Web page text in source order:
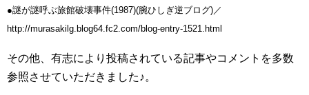
●謎が謎呼ぶ旅館破壊事件(1987)(腕ひしぎ逆ブログ)／
http://murasakilg.blog64.fc2.com/blog-entry-1521.html
その他、有志により投稿されている記事やコメントを多数
参照させていただきました♪。